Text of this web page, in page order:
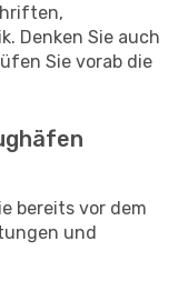
Denken Sie auch
Sie vorab die
bereits vor dem
und